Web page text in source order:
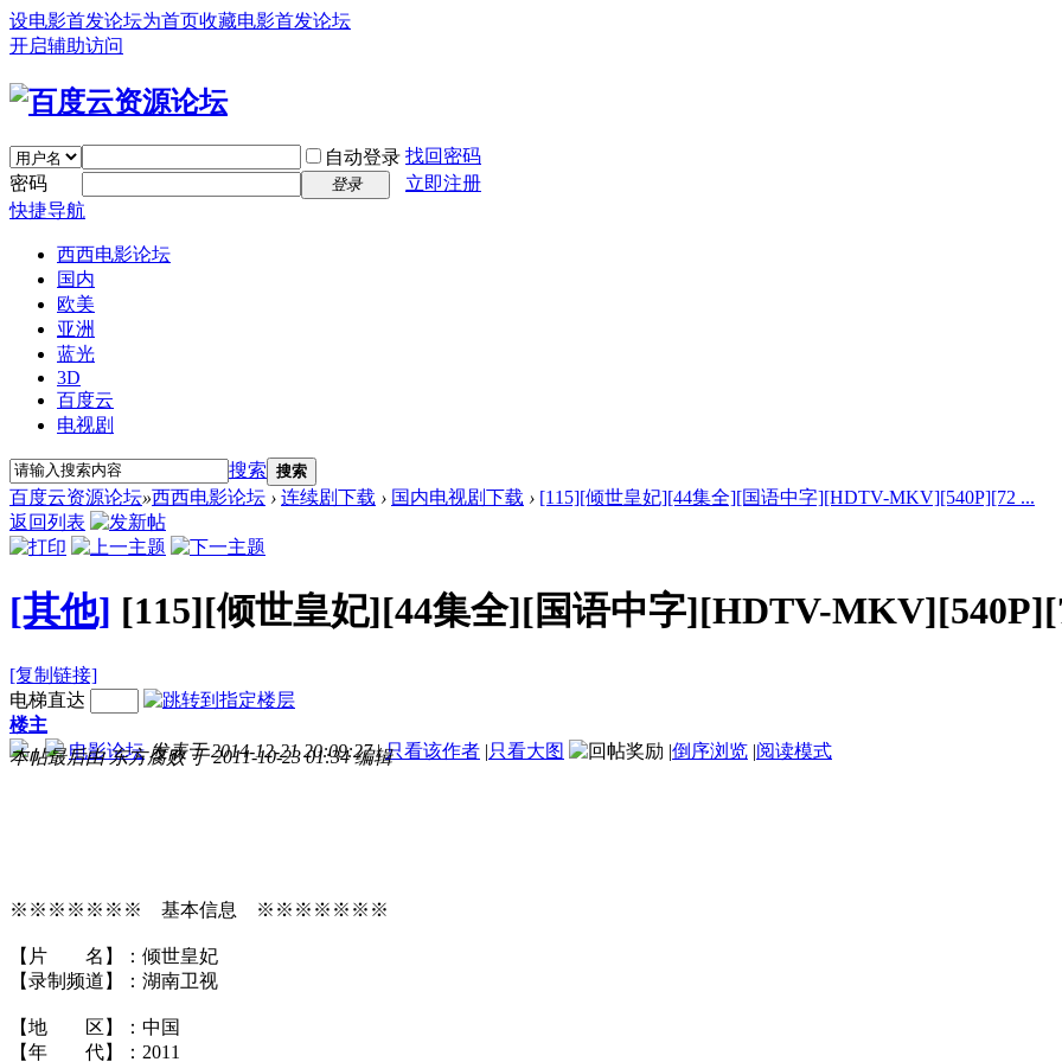
设电影首发论坛为首页收藏电影首发论坛
开启辅助访问
自动登录 找回密码
密码
登录
立即注册
快捷导航
西西电影论坛
国内
欧美
亚洲
蓝光
3D
百度云
电视剧
搜索 搜索
百度云资源论坛»西西电影论坛 › 连续剧下载 › 国内电视剧下载 › [115][倾世皇妃][44集全][国语中字][HDTV-MKV][540P][72 ...
返回列表
[其他] [115][倾世皇妃][44集全][国语中字][HDTV-
[复制链接]
电梯直达
楼主
电影论坛 发表于 2014-12-21 20:09:27 | 只看该作者 |只看大图 |倒序浏览 |阅读模式
本帖最后由 东方腐败 于 2011-10-23 01:34 编辑
※※※※※※※ 基本信息 ※※※※※※※
【片 名】：倾世皇妃
【录制频道】：湖南卫视
【地 区】：中国
【年 代】：2011